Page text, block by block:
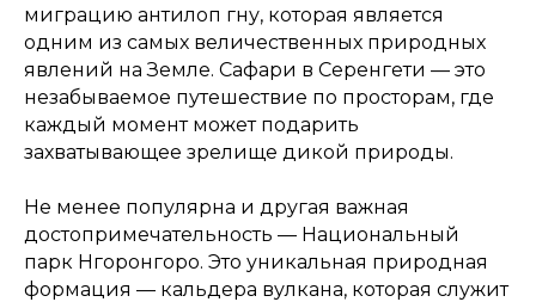
миграцию антилоп гну, которая является
одним из самых величественных природных
явлений на Земле. Сафари в Серенгети — это
незабываемое путешествие по просторам, где
каждый момент может подарить
захватывающее зрелище дикой природы.
Не менее популярна и другая важная
достопримечательность — Национальный
парк Нгоронгоро. Это уникальная природная
формация — кальдера вулкана, которая служит